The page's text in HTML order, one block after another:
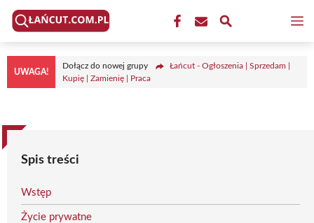
Przejdź
treści
UWAGA!
Dołącz do nowej grupy
Łańcut - Ogłoszenia | Sprzedam |
Kupię | Zamienię | Praca
Spis treści
Wstęp
Życie prywatne